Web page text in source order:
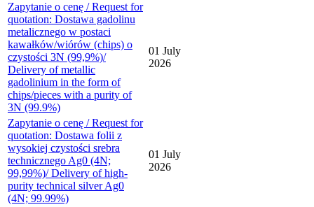
Zapytanie o cenę / Request for
quotation: Dostawa gadolinu
metalicznego w postaci
kawałków/wiórów (chips) o
czystości 3N (99,9%)/
Delivery of metallic
gadolinium in the form of
chips/pieces with a purity of
3N (99.9%)
01 July
2026
Zapytanie o cenę / Request for
quotation: Dostawa folii z
wysokiej czystości srebra
technicznego Ag0 (4N;
99,99%)/ Delivery of high-
purity technical silver Ag0
(4N; 99.99%)
01 July
2026